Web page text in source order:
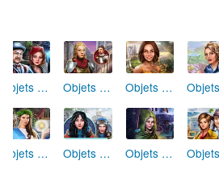
Objets Cachés Restes cachés Objets Cachés La Chapelle des Templiers Objets Cachés Réunion d'Amis
Objets Cachés Malédiction Royale Objets Cachés Station de Ski Miracle Objets Cachés Aube Éternelle